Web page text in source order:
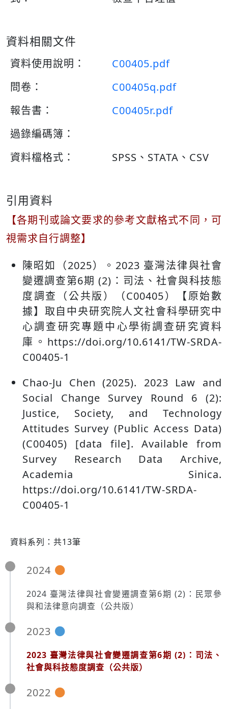
資料相關文件
資料使用說明：
C00405.pdf
問卷：
C00405q.pdf
報告書：
C00405r.pdf
過錄編碼簿：
資料檔格式：
SPSS、STATA、CSV
引用資料
【各期刊或論文要求的參考文獻格式不同，可
視需求自行調整】
陳昭如（2025）。2023 臺灣法律與社會
變遷調查第6期 (2)：司法、社會與科技態
度調查（公共版）（C00405）【原始數
據】取自中央研究院人文社會科學研究中
心調查研究專題中心學術調查研究資料
庫。https://doi.org/10.6141/TW-SRDA-
C00405-1
Chao-Ju Chen (2025). 2023 Law and
Social Change Survey Round 6 (2):
Justice, Society, and Technology
Attitudes Survey (Public Access Data)
(C00405) [data file]. Available from
Survey Research Data Archive,
Academia Sinica.
https://doi.org/10.6141/TW-SRDA-
C00405-1
資料系列：共13筆
2024
2024 臺灣法律與社會變遷調查第6期 (2)：民眾參
與和法律意向調查（公共版）
2023
2023 臺灣法律與社會變遷調查第6期 (2)：司法、
社會與科技態度調查（公共版）
2022